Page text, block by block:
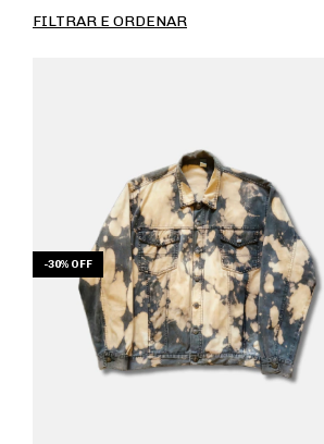
FILTRAR E ORDENAR
-30% OFF